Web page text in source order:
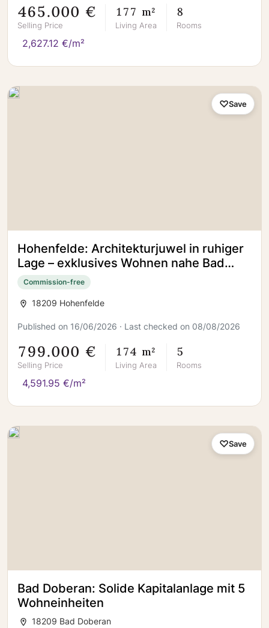
465.000 €
Selling Price
177 m²
Living Area
8
Rooms
2,627.12 €/m²
Hohenfelde: Architekturjuwel in ruhiger
Lage – exklusives Wohnen nahe Bad
Doberan
Commission-free
18209 Hohenfelde
Published on 16/06/2026 · Last checked on 08/08/2026
799.000 €
Selling Price
174 m²
Living Area
5
Rooms
4,591.95 €/m²
Save
Bad Doberan: Solide Kapitalanlage mit 5
Wohneinheiten
18209 Bad Doberan
Save